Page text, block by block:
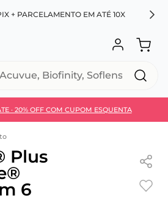
+ PARCELAMENTO EM ATÉ 10X
· 20% OFF COM CUPOM ESQUENTA
30% OFF + economia extra no
Plus
6